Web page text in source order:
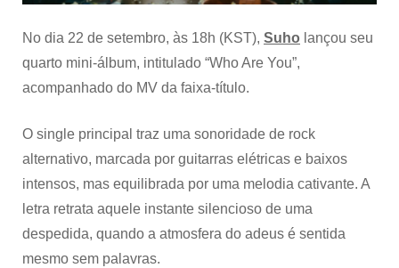
No dia 22 de setembro, às 18h (KST), Suho lançou seu
quarto mini-álbum, intitulado “Who Are You”,
acompanhado do MV da faixa-título.
O single principal traz uma sonoridade de rock
alternativo, marcada por guitarras elétricas e baixos
intensos, mas equilibrada por uma melodia cativante. A
letra retrata aquele instante silencioso de uma
despedida, quando a atmosfera do adeus é sentida
mesmo sem palavras.